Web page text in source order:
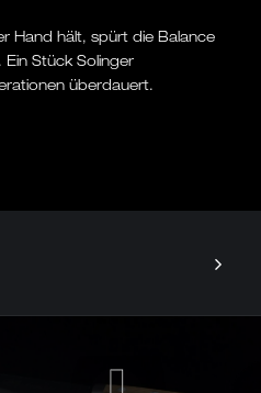
Hand hält, spürt die Balance
. Ein Stück Solinger
überdauert.